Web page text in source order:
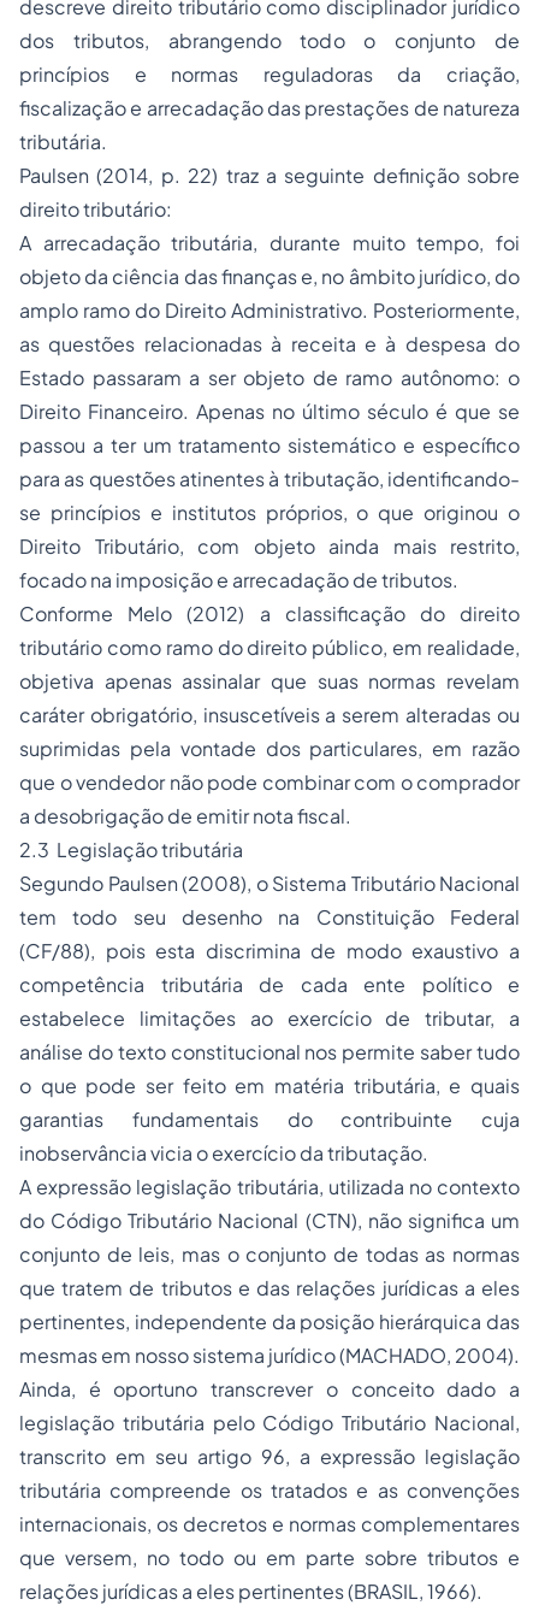
descreve direito tributário como disciplinador jurídico
dos tributos, abrangendo todo o conjunto de
princípios e normas reguladoras da criação,
fiscalização e arrecadação das prestações de natureza
tributária.
Paulsen (2014, p. 22) traz a seguinte definição sobre
direito tributário:
A arrecadação tributária, durante muito tempo, foi
objeto da ciência das finanças e, no âmbito jurídico, do
amplo ramo do Direito Administrativo. Posteriormente,
as questões relacionadas à receita e à despesa do
Estado passaram a ser objeto de ramo autônomo: o
Direito Financeiro. Apenas no último século é que se
passou a ter um tratamento sistemático e específico
para as questões atinentes à tributação, identificando-
se princípios e institutos próprios, o que originou o
Direito Tributário, com objeto ainda mais restrito,
focado na imposição e arrecadação de tributos.
Conforme Melo (2012) a classificação do direito
tributário como ramo do direito público, em realidade,
objetiva apenas assinalar que suas normas revelam
caráter obrigatório, insuscetíveis a serem alteradas ou
suprimidas pela vontade dos particulares, em razão
que o vendedor não pode combinar com o comprador
a desobrigação de emitir nota fiscal.
2.3 Legislação tributária
Segundo Paulsen (2008), o Sistema Tributário Nacional
tem todo seu desenho na Constituição Federal
(CF/88), pois esta discrimina de modo exaustivo a
competência tributária de cada ente político e
estabelece limitações ao exercício de tributar, a
análise do texto constitucional nos permite saber tudo
o que pode ser feito em matéria tributária, e quais
garantias fundamentais do contribuinte cuja
inobservância vicia o exercício da tributação.
A expressão legislação tributária, utilizada no contexto
do Código Tributário Nacional (CTN), não significa um
conjunto de leis, mas o conjunto de todas as normas
que tratem de tributos e das relações jurídicas a eles
pertinentes, independente da posição hierárquica das
mesmas em nosso sistema jurídico (MACHADO, 2004).
Ainda, é oportuno transcrever o conceito dado a
legislação tributária pelo Código Tributário Nacional,
transcrito em seu artigo 96, a expressão legislação
tributária compreende os tratados e as convenções
internacionais, os decretos e normas complementares
que versem, no todo ou em parte sobre tributos e
relações jurídicas a eles pertinentes (BRASIL, 1966).